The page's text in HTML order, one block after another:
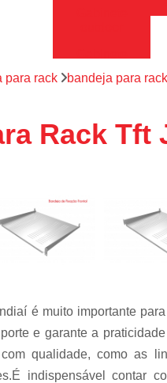
Mobiliário
Rack para
servidor
Régua pdu
Suporte para
monitor
para rack bandeja para
Rack Tft
é muito importante
e garante a
qualidade, como as
indispensável contar